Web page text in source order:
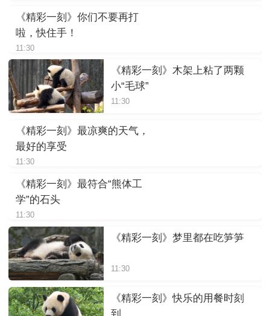
《精彩一刻》你们不要再打
啦，快住手！
11:30
《精彩一刻》木架上粘了两颗
小“毛球”
11:30
《精彩一刻》最凉爽的天气，
最好的享受
11:30
《精彩一刻》最符合“熊体工
学”的石头
11:30
《精彩一刻》梦里都在吃笋笋
11:30
《精彩一刻》快乐的用餐时刻